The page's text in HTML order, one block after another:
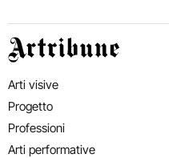
Artribune
Arti visive
Progetto
Professioni
Arti performative